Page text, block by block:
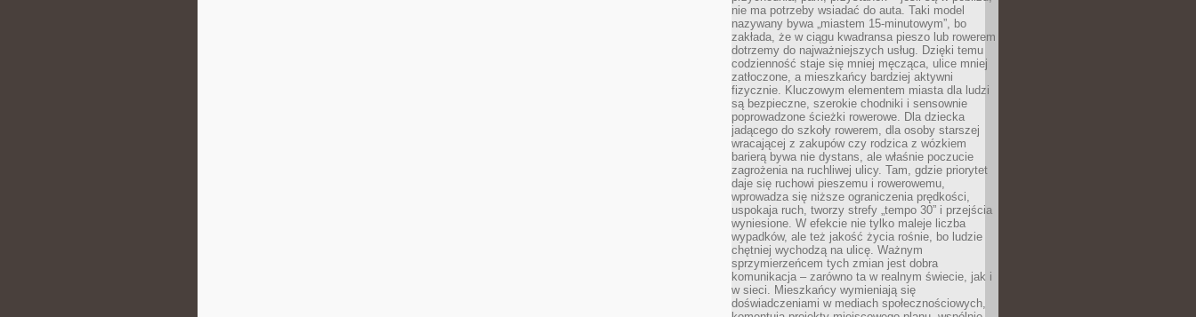
nie ma potrzeby wsiadać do auta. Taki model
nazywany bywa „miastem 15-minutowym”, bo
zakłada, że w ciągu kwadransa pieszo lub rowerem
dotrzemy do najważniejszych usług. Dzięki temu
codzienność staje się mniej męcząca, ulice mniej
zatłoczone, a mieszkańcy bardziej aktywni
fizycznie. Kluczowym elementem miasta dla ludzi
są bezpieczne, szerokie chodniki i sensownie
poprowadzone ścieżki rowerowe. Dla dziecka
jadącego do szkoły rowerem, dla osoby starszej
wracającej z zakupów czy rodzica z wózkiem
barierą bywa nie dystans, ale właśnie poczucie
zagrożenia na ruchliwej ulicy. Tam, gdzie priorytet
daje się ruchowi pieszemu i rowerowemu,
wprowadza się niższe ograniczenia prędkości,
uspokaja ruch, tworzy strefy „tempo 30” i przejścia
wyniesione. W efekcie nie tylko maleje liczba
wypadków, ale też jakość życia rośnie, bo ludzie
chętniej wychodzą na ulicę. Ważnym
sprzymierzeńcem tych zmian jest dobra
komunikacja – zarówno ta w realnym świecie, jak i
w sieci. Mieszkańcy wymieniają się
doświadczeniami w mediach społecznościowych,